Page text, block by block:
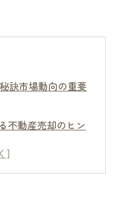
訣市場動向の重要
不動産売却のヒン
動と売却のタイミ